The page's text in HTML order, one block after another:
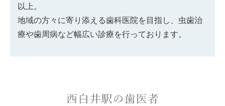
以上。
地域の方々に寄り添える歯科医院を目指し、虫歯治
療や歯周病など幅広い診療を行っております。